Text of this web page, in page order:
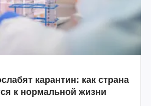
карантин: как страна
к нормальной жизни